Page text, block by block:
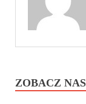
ZOBACZ